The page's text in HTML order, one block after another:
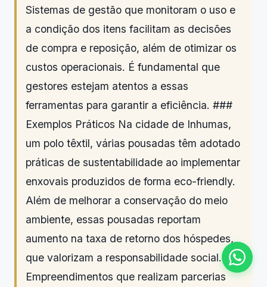
Sistemas de gestão que monitoram o uso e
a condição dos itens facilitam as decisões
de compra e reposição, além de otimizar os
custos operacionais. É fundamental que
gestores estejam atentos a essas
ferramentas para garantir a eficiência. ###
Exemplos Práticos Na cidade de Inhumas,
um polo têxtil, várias pousadas têm adotado
práticas de sustentabilidade ao implementar
enxovais produzidos de forma eco-friendly.
Além de melhorar a conservação do meio
ambiente, essas pousadas reportam
aumento na taxa de retorno dos hóspedes,
que valorizam a responsabilidade social.
Empreendimentos que realizam parcerias